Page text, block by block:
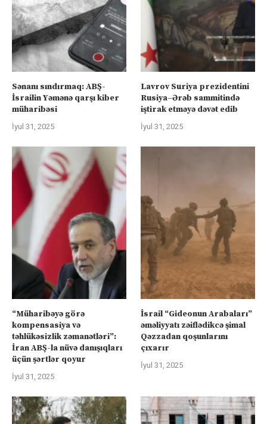
Sənanı sındırmaq: ABŞ-
İsrailin Yəmənə qarşı kiber
müharibəsi
İyul 31, 2025
Lavrov Suriya prezidentini
Rusiya–Ərəb sammitində
iştirak etməyə dəvət edib
İyul 31, 2025
“Müharibəyə görə
kompensasiya və
təhlükəsizlik zəmanətləri”:
İran ABŞ-la nüvə danışıqları
üçün şərtlər qoyur
İyul 31, 2025
İsrail “Gideonun Arabaları”
əməliyyatı zəiflədikcə şimal
Qəzzadan qoşunlarını
çıxarır
İyul 31, 2025